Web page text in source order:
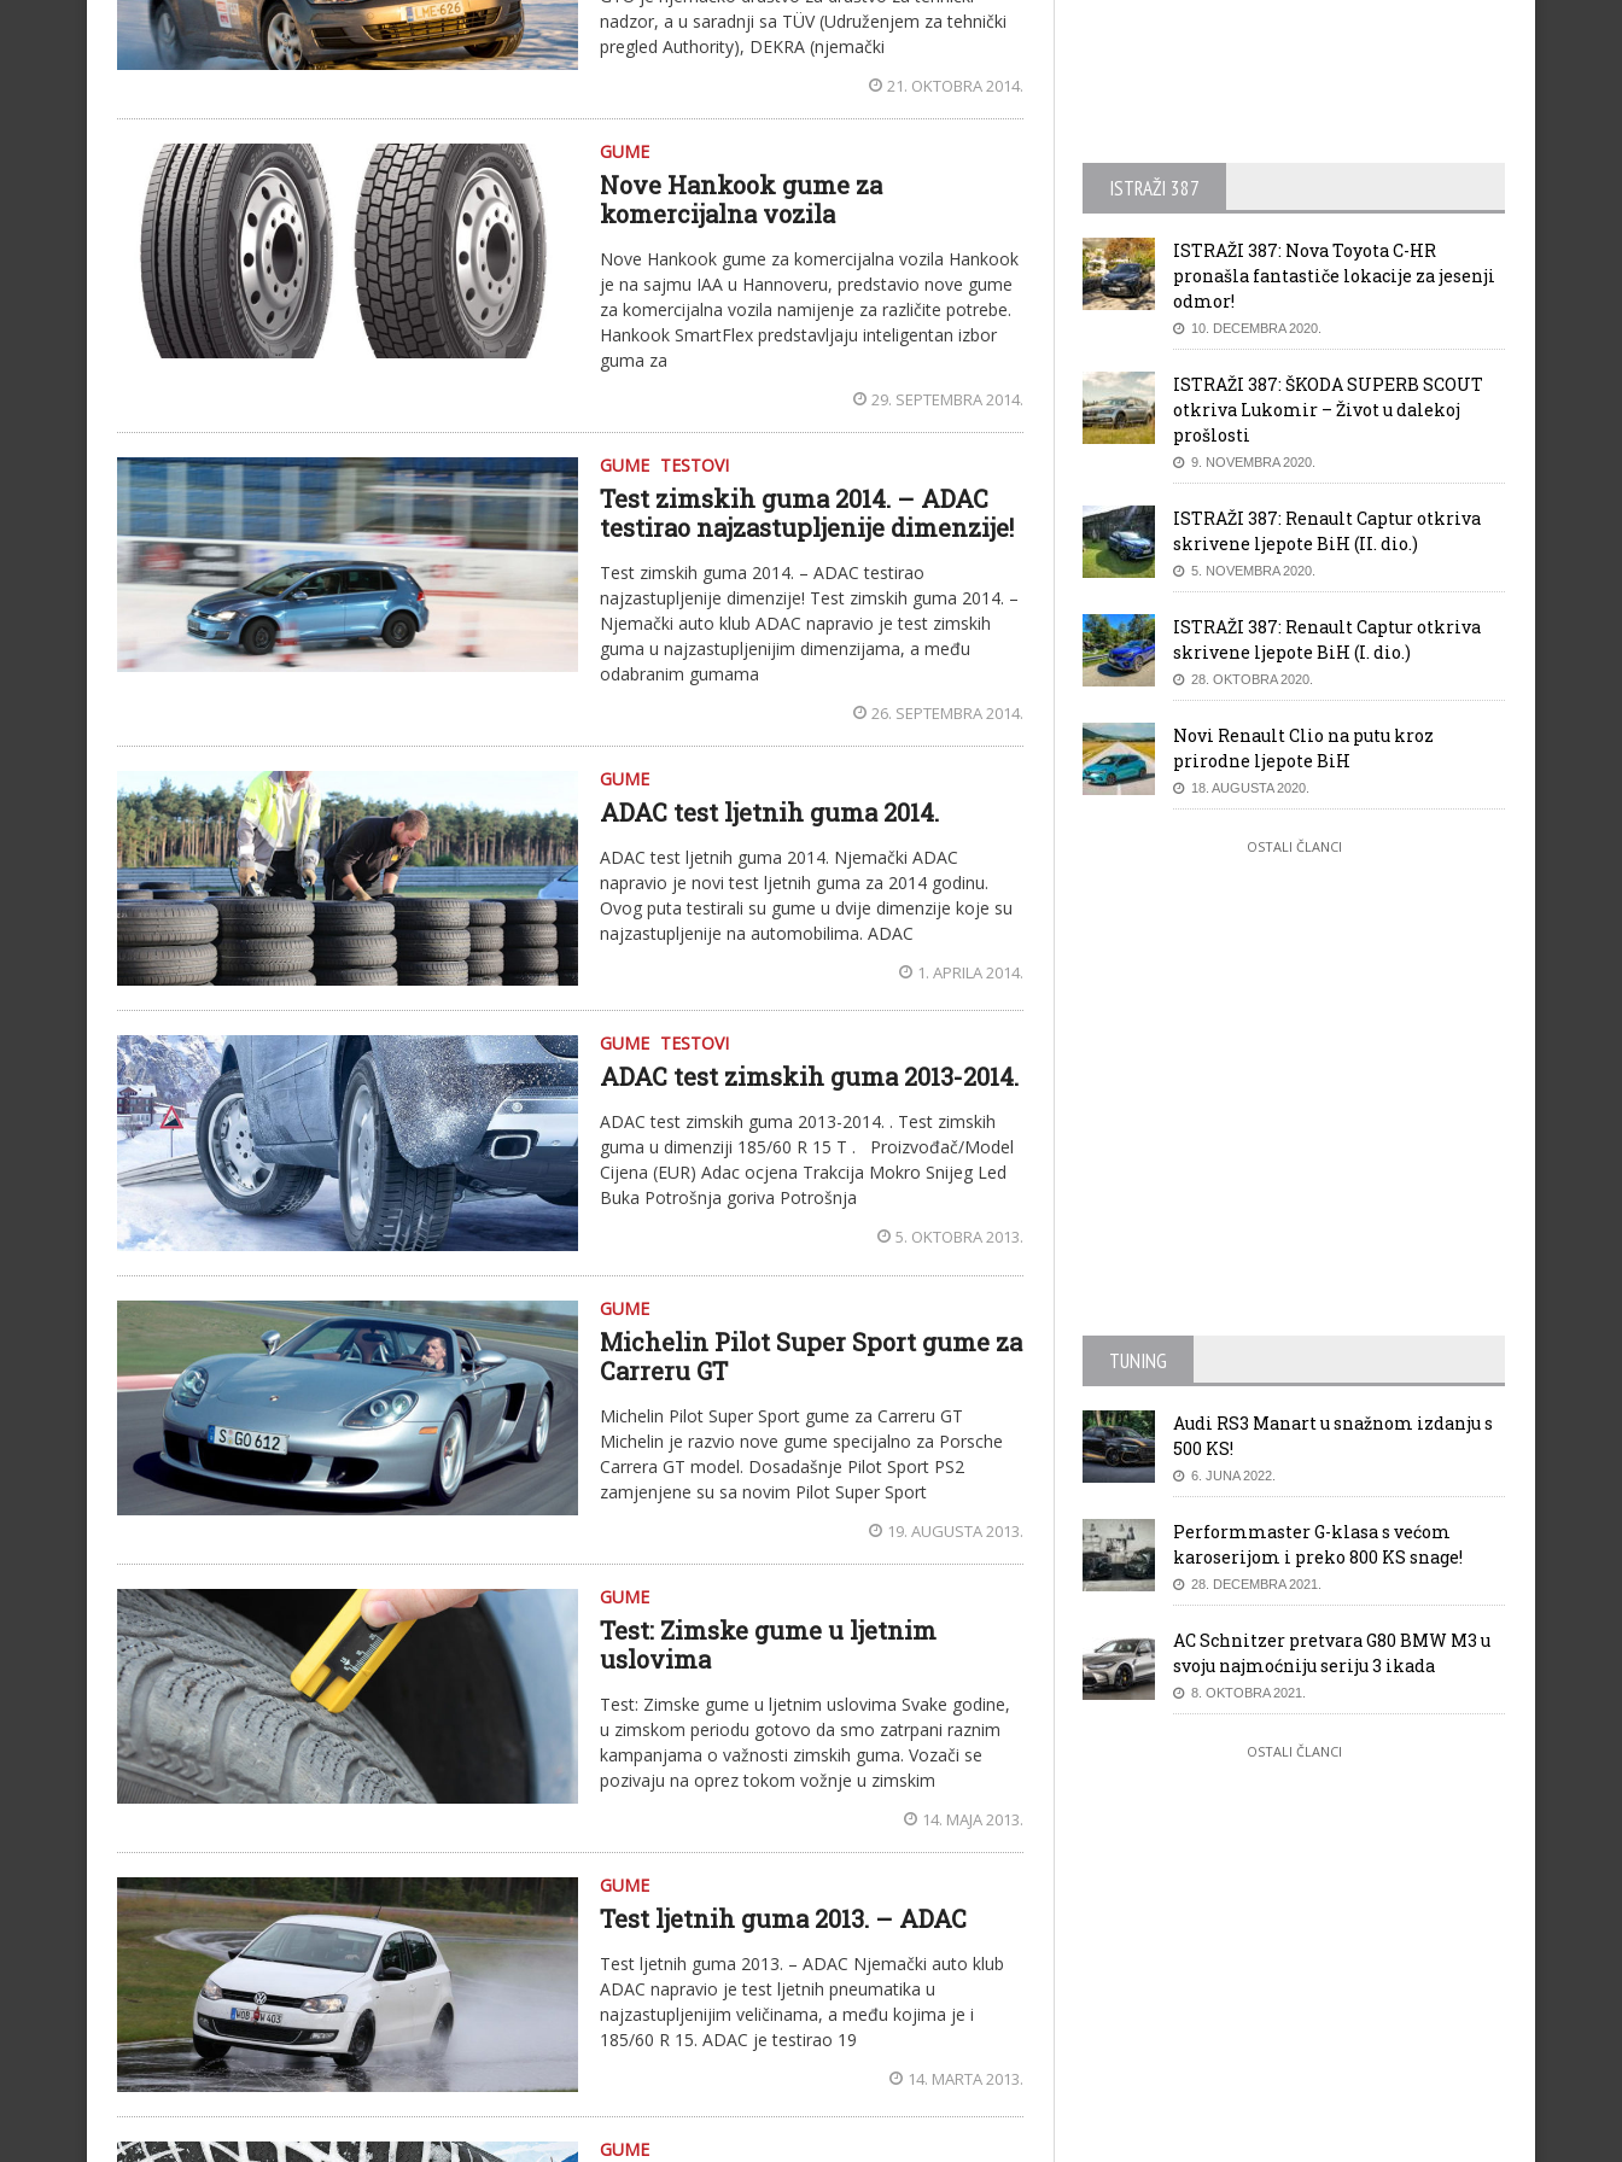
nadzor, a u saradnji sa TÜV (Udruženjem za tehnički
pregled Authority), DEKRA (njemački
21. OKTOBRA 2014.
GUME
Nove Hankook gume za
komercijalna vozila
Nove Hankook gume za komercijalna vozila Hankook
je na sajmu IAA u Hannoveru, predstavio nove gume
za komercijalna vozila namijenje za različite potrebe.
Hankook SmartFlex predstavljaju inteligentan izbor
guma za
29. SEPTEMBRA 2014.
GUME TESTOVI
Test zimskih guma 2014. – ADAC
testirao najzastupljenije dimenzije!
Test zimskih guma 2014. – ADAC testirao
najzastupljenije dimenzije! Test zimskih guma 2014. –
Njemački auto klub ADAC napravio je test zimskih
guma u najzastupljenijim dimenzijama, a među
odabranim gumama
26. SEPTEMBRA 2014.
GUME
ADAC test ljetnih guma 2014.
ADAC test ljetnih guma 2014. Njemački ADAC
napravio je novi test ljetnih guma za 2014 godinu.
Ovog puta testirali su gume u dvije dimenzije koje su
najzastupljenije na automobilima. ADAC
1. APRILA 2014.
GUME TESTOVI
ADAC test zimskih guma 2013-2014.
ADAC test zimskih guma 2013-2014. . Test zimskih
guma u dimenziji 185/60 R 15 T . Proizvođač/Model
Cijena (EUR) Adac ocjena Trakcija Mokro Snijeg Led
Buka Potrošnja goriva Potrošnja
5. OKTOBRA 2013.
GUME
Michelin Pilot Super Sport gume za
Carreru GT
Michelin Pilot Super Sport gume za Carreru GT
Michelin je razvio nove gume specijalno za Porsche
Carrera GT model. Dosadašnje Pilot Sport PS2
zamjenjene su sa novim Pilot Super Sport
19. AUGUSTA 2013.
GUME
Test: Zimske gume u ljetnim
uslovima
Test: Zimske gume u ljetnim uslovima Svake godine,
u zimskom periodu gotovo da smo zatrpani raznim
kampanjama o važnosti zimskih guma. Vozači se
pozivaju na oprez tokom vožnje u zimskim
14. MAJA 2013.
GUME
Test ljetnih guma 2013. – ADAC
Test ljetnih guma 2013. – ADAC Njemački auto klub
ADAC napravio je test ljetnih pneumatika u
najzastupljenijim veličinama, a među kojima je i
185/60 R 15. ADAC je testirao 19
14. MARTA 2013.
GUME
ISTRAŽI 387
ISTRAŽI 387: Nova Toyota C-HR
pronašla fantastiče lokacije za jesenji
odmor!
10. DECEMBRA 2020.
ISTRAŽI 387: ŠKODA SUPERB SCOUT
otkriva Lukomir – Život u dalekoj
prošlosti
9. NOVEMBRA 2020.
ISTRAŽI 387: Renault Captur otkriva
skrivene ljepote BiH (II. dio.)
5. NOVEMBRA 2020.
ISTRAŽI 387: Renault Captur otkriva
skrivene ljepote BiH (I. dio.)
28. OKTOBRA 2020.
Novi Renault Clio na putu kroz
prirodne ljepote BiH
18. AUGUSTA 2020.
OSTALI ČLANCI
TUNING
Audi RS3 Manart u snažnom izdanju s
500 KS!
6. JUNA 2022.
Performmaster G-klasa s većom
karoserijom i preko 800 KS snage!
28. DECEMBRA 2021.
AC Schnitzer pretvara G80 BMW M3 u
svoju najmoćniju seriju 3 ikada
8. OKTOBRA 2021.
OSTALI ČLANCI